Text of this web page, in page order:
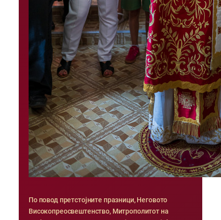
По повод претстојните празници, Неговото
Високопреосвештенство, Митрополитот на